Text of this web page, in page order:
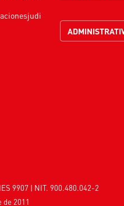
9907 | NIT. 900.480.042-2
2011